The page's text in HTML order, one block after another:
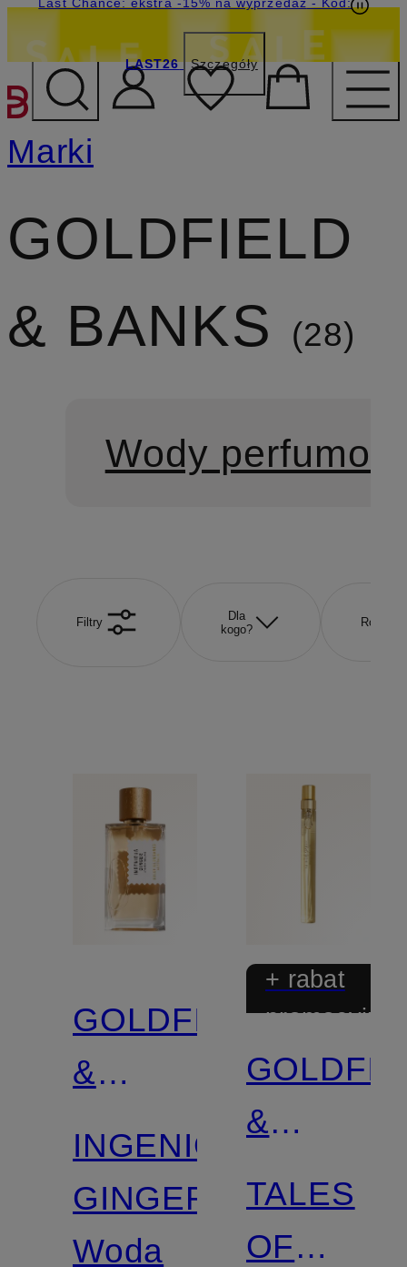
PRZEJDŹ DO GŁÓWNEJ
LAST26 Szczegóły
Marki
GOLDFIELD
& BANKS
28
Wody
Filtry
Dla
kogo?
Rozmiar
GOLDFIELD
&
BANKS
INGENIOUS
GINGER
Woda
+ rabat
promocyjny
&
BANKS
TALES
OF